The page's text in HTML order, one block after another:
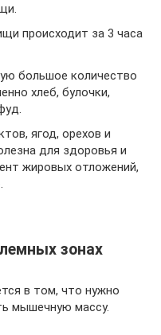
происходит за 3 часа
большое количество
хлеб, булочки,
ягод, орехов и
для здоровья и
жировых отложений,
зонах
в том, что нужно
мышечную массу.